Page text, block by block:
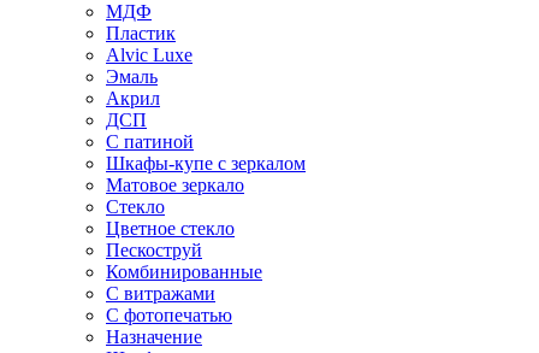
МДФ
Пластик
Alvic Luxe
Эмаль
Акрил
ДСП
С патиной
Шкафы-купе с зеркалом
Матовое зеркало
Стекло
Цветное стекло
Пескоструй
Комбинированные
С витражами
С фотопечатью
Назначение